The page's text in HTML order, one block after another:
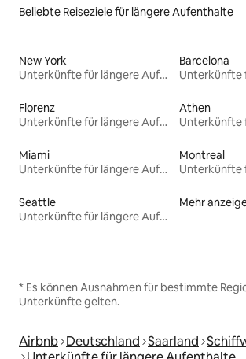
Beliebte Reiseziele für längere Aufenthalte
New York
Unterkünfte für längere Aufenthalte
Barcelona
Florenz
Unterkünfte für längere Aufenthalte
Athen
Miami
Unterkünfte für längere Aufenthalte
Montreal
Seattle
Unterkünfte für längere Aufenthalte
Mehr
* Es können Ausnahmen für bestimmte
Unterkünfte gelten.
Airbnb Deutschland Saarland